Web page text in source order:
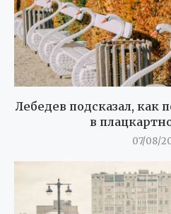
Лебедев подсказал, как
в
07/08/